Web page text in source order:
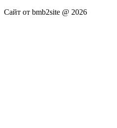
Сайт от bmb2site @ 2026